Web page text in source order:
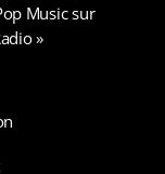
Music sur
»